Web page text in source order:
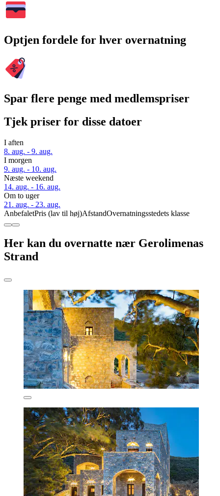
Optjen fordele for hver overnatning
Spar flere penge med medlemspriser
Tjek priser for disse datoer
I aften
8. aug. - 9. aug.
I morgen
9. aug. - 10. aug.
Næste weekend
14. aug. - 16. aug.
Om to uger
21. aug. - 23. aug.
AnbefaletPris (lav til høj)AfstandOvernatningsstedets klasse
Her kan du overnatte nær Gerolimenas
Strand